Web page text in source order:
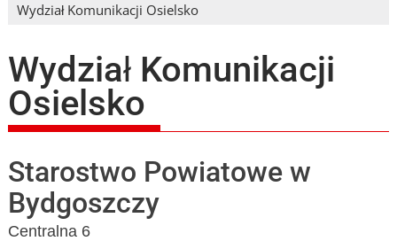
Wydział Komunikacji Osielsko
Wydział Komunikacji
Osielsko
Starostwo Powiatowe w
Bydgoszczy
Centralna 6